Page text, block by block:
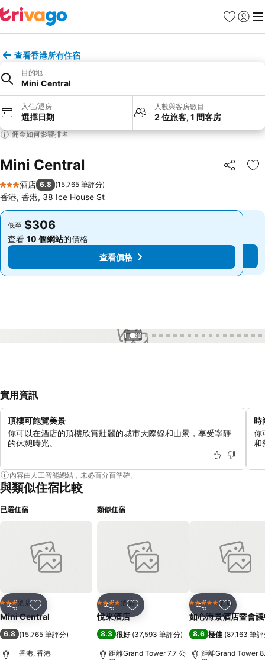
收藏夾
登入 選
查看香港所有住宿
目的地
Mini Central
入住/退房
選擇日期
人數與客房數目
2 位旅客, 1 間客房
佣金如何影響排名
Mini Central 分享
放
3 星級
酒店 6.8 (15,765 筆評分)
香港, 香港, 38 Ice House St
低至 $306
查看 10 個網站的價格
查看價格
低至 $306
查看 10 個網站的價格
查看價格
1 / 63
實用資訊
頂樓可飽覽美景
你可以在酒店的頂樓欣賞壯麗的城市天際線和山景，享受寧靜
的休憩時光。
時
你
和
內容由人工智能總結，未必百分百準確。
與類似住宿比較
已選住宿
分享 放到收藏夾
3 星級酒店
Mini Central
6.8 (15,765 筆評分)
香港, 香港
類似住宿
分享 放到收藏夾
4 星級 酒店
悅來酒店
8.3 很好 (37,593 筆評分)
距離Grand Tower 7.7 公
分享 放到收藏
5 星級 酒店
如心海景酒店暨會
8.6 極佳 (87,163 筆
距離Grand Tower